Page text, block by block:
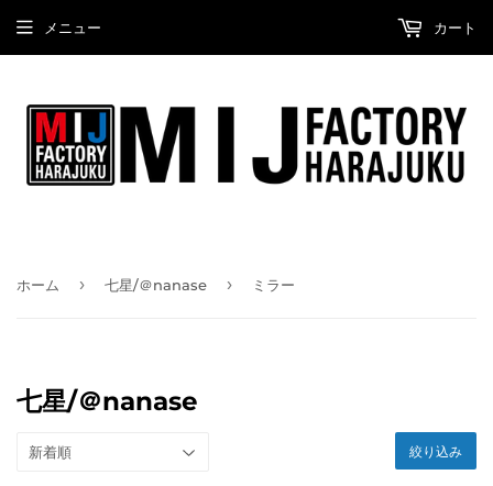
メニュー カート
ホーム › 七星/＠nanase › ミラー
七星/＠nanase
絞り込み